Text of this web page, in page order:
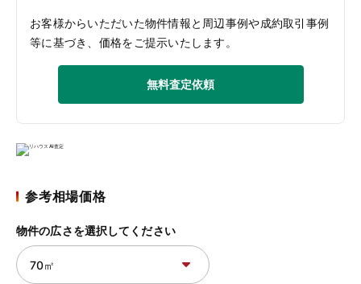
お客様からいただいた物件情報と周辺事例や成約取引事例
等に基づき、価格をご提示いたします。
無料査定依頼
参考相場価格
物件の広さを選択してください